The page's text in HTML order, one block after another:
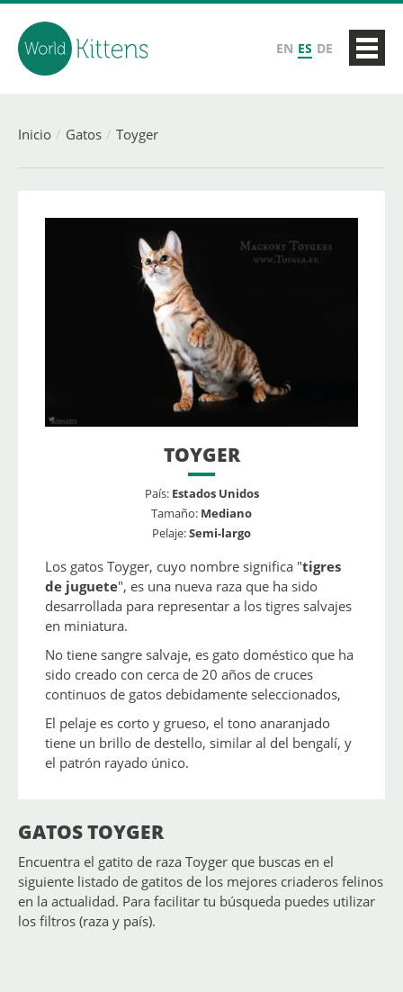
EN ES DE
Inicio Gatos Toyger
TOYGER
País: Estados Unidos
Tamaño: Mediano
Pelaje:Semi-largo
Los gatos Toyger, cuyo nombre significa "tigres
de juguete", es una nueva raza que ha sido
desarrollada para representar a los tigres salvajes
en miniatura.
No tiene sangre salvaje, es gato doméstico que ha
sido creado con cerca de 20 años de cruces
continuos de gatos debidamente seleccionados,
El pelaje es corto y grueso, el tono anaranjado
tiene un brillo de destello, similar al del bengalí, y
el patrón rayado único.
GATOS TOYGER
Encuentra el gatito de raza Toyger que buscas en el
siguiente listado de gatitos de los mejores criaderos felinos
en la actualidad. Para facilitar tu búsqueda puedes utilizar
los filtros (raza y país).